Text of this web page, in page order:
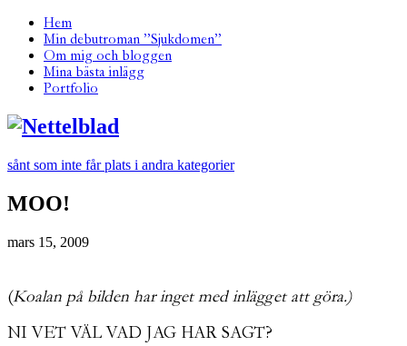
Hem
Min debutroman ”Sjukdomen”
Om mig och bloggen
Mina bästa inlägg
Portfolio
sånt som inte får plats i andra kategorier
MOO!
mars 15, 2009
(Koalan på bilden har inget med inlägget att göra.)
NI VET VÄL VAD JAG HAR SAGT?